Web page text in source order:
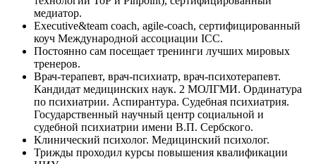
медиатор.
Executive&team coach, agile-coach, сертифицированный
коуч Международной ассоциации ICC.
Постоянно сам посещает тренинги лучших мировых
тренеров.
Врач-терапевт, врач-психиатр, врач-психотерапевт.
Кандидат медицинских наук. 2 МОЛГМИ. Ординатура
по психиатрии. Аспирантура. Судебная психиатрия.
Государственный научный центр социальной и
судебной психиатрии имени В.П. Сербского.
Клинический психолог. Медицинский психолог.
Трижды проходил курсы повышения квалификации